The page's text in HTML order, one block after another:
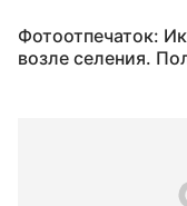
Фотоотпечаток:
возле селения.